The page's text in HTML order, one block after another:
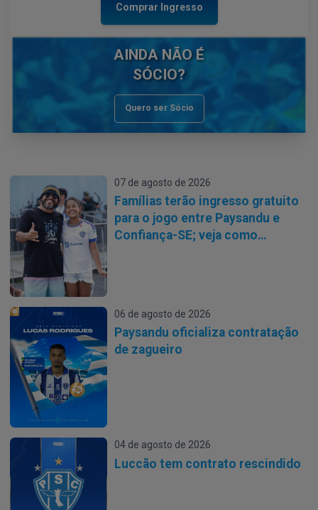
Comprar Ingresso
AINDA NÃO É
SÓCIO?
Quero ser Sócio
07 de agosto de 2026
Famílias terão ingresso gratuito
para o jogo entre Paysandu e
Confiança-SE; veja como
06 de agosto de 2026
Paysandu oficializa contratação
de zagueiro
04 de agosto de 2026
Luccão tem contrato rescindido